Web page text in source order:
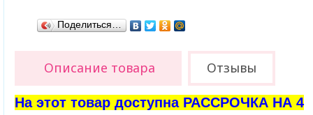
Поделиться…
Описание товара Отзывы
На этот товар доступна РАССРОЧКА НА 4